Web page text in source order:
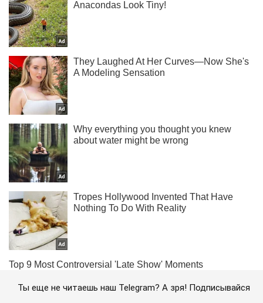
Ты еще не читаешь наш Telegram? А зря! Подписывайся